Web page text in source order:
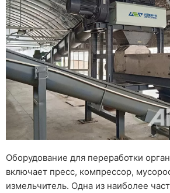
Оборудование для переработки
включает пресс, компрессор,
измельчитель. Одна из наиболее